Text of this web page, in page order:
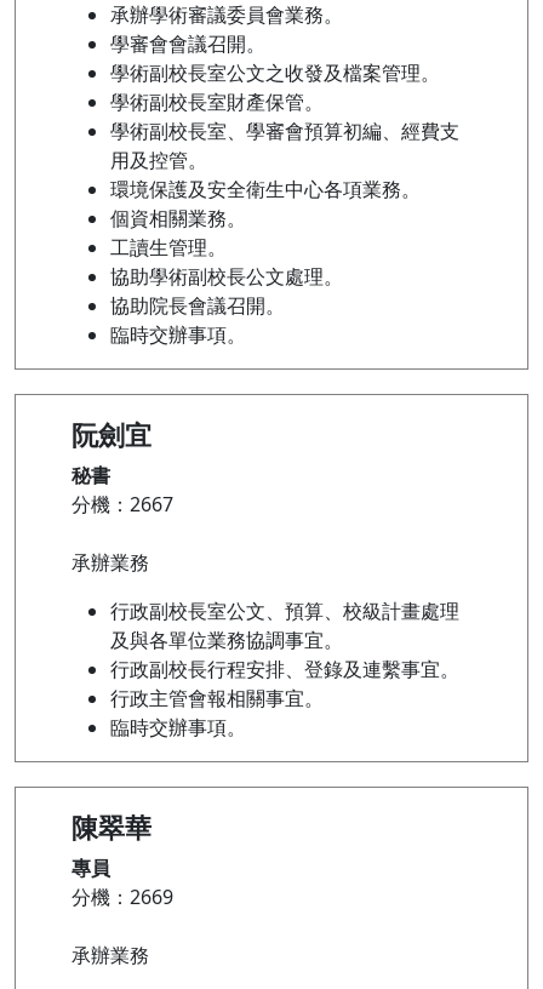
承辦學術審議委員會業務。
學審會會議召開。
學術副校長室公文之收發及檔案管理。
學術副校長室財產保管。
學術副校長室、學審會預算初編、經費支
用及控管。
環境保護及安全衛生中心各項業務。
個資相關業務。
工讀生管理。
協助學術副校長公文處理。
協助院長會議召開。
臨時交辦事項。
阮劍宜
秘書
分機：2667
承辦業務
行政副校長室公文、預算、校級計畫處理
及與各單位業務協調事宜。
行政副校長行程安排、登錄及連繫事宜。
行政主管會報相關事宜。
臨時交辦事項。
陳翠華
專員
分機：2669
承辦業務